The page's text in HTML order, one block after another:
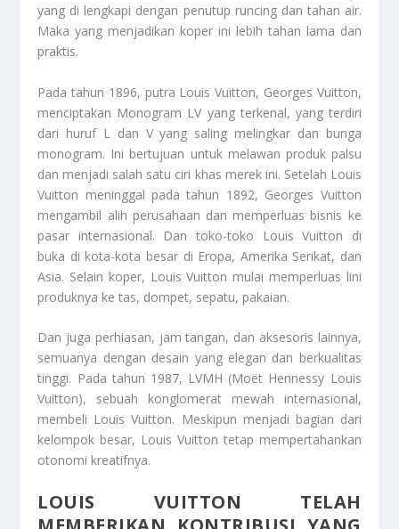
yang di lengkapi dengan penutup runcing dan tahan air.
Maka yang menjadikan koper ini lebih tahan lama dan
praktis.
Pada tahun 1896, putra Louis Vuitton, Georges Vuitton,
menciptakan Monogram LV yang terkenal, yang terdiri
dari huruf L dan V yang saling melingkar dan bunga
monogram. Ini bertujuan untuk melawan produk palsu
dan menjadi salah satu ciri khas merek ini. Setelah Louis
Vuitton meninggal pada tahun 1892, Georges Vuitton
mengambil alih perusahaan dan memperluas bisnis ke
pasar internasional. Dan toko-toko Louis Vuitton di
buka di kota-kota besar di Eropa, Amerika Serikat, dan
Asia. Selain koper, Louis Vuitton mulai memperluas lini
produknya ke tas, dompet, sepatu, pakaian.
Dan juga perhiasan, jam tangan, dan aksesoris lainnya,
semuanya dengan desain yang elegan dan berkualitas
tinggi. Pada tahun 1987, LVMH (Moët Hennessy Louis
Vuitton), sebuah konglomerat mewah internasional,
membeli Louis Vuitton. Meskipun menjadi bagian dari
kelompok besar, Louis Vuitton tetap mempertahankan
otonomi kreatifnya.
LOUIS VUITTON TELAH